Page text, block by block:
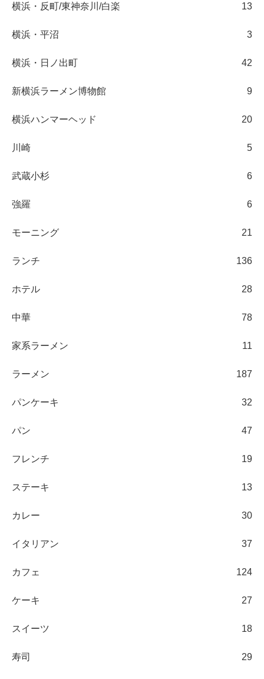
横浜・反町/東神奈川/白楽 13
横浜・平沼 3
横浜・日ノ出町 42
新横浜ラーメン博物館 9
横浜ハンマーヘッド 20
川崎 5
武蔵小杉 6
強羅 6
モーニング 21
ランチ 136
ホテル 28
中華 78
家系ラーメン 11
ラーメン 187
パンケーキ 32
パン 47
フレンチ 19
ステーキ 13
カレー 30
イタリアン 37
カフェ 124
ケーキ 27
スイーツ 18
寿司 29